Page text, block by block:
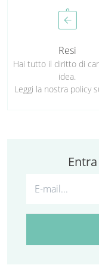
assignment_return
Resi
Hai tutto il diritto di
idea.
Leggi la nostra policy